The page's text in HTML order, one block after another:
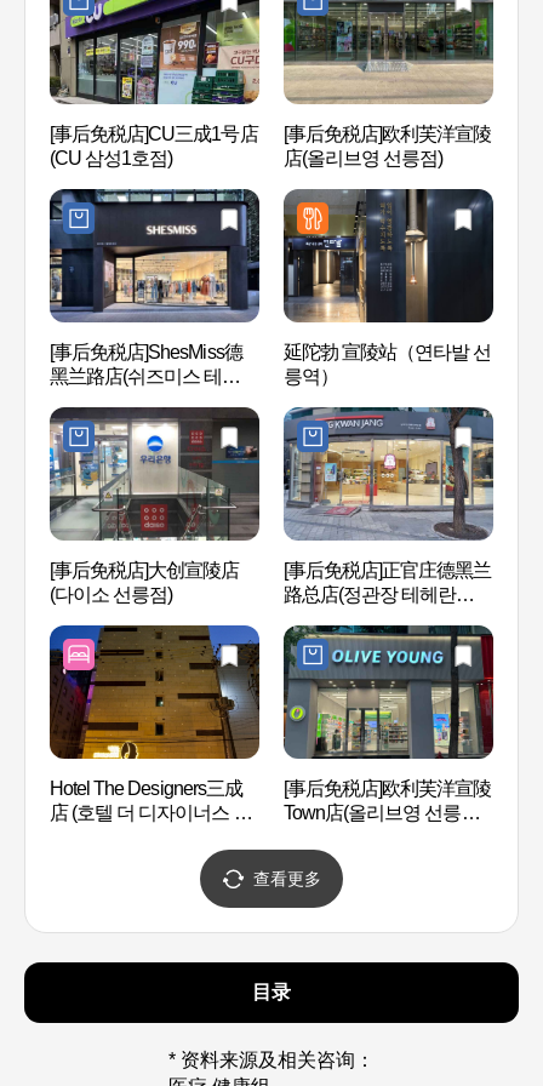
[事后免税店]CU三成1号店
(CU 삼성1호점)
[事后免税店]欧利芙洋宣陵
店(올리브영 선릉점)
[事后免税店]ShesMiss德
黑兰路店(쉬즈미스 테헤란
延陀勃 宣陵站（연타발 선
릉역）
[事后免税店]大创宣陵店
(다이소 선릉점)
[事后免税店]正官庄德黑兰
路总店(정관장 테헤란로본
Hotel The Designers三成
店 (호텔 더 디자이너스 삼
[事后免税店]欧利芙洋宣陵
Town店(올리브영 선릉타
查看更多
目录
* 资料来源及相关咨询：